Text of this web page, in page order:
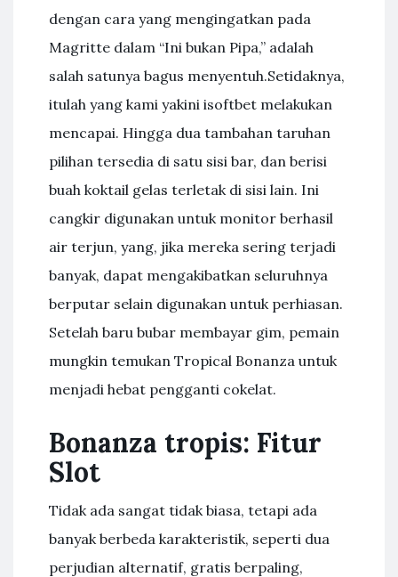
dengan cara yang mengingatkan pada
Magritte dalam “Ini bukan Pipa,” adalah
salah satunya bagus menyentuh.Setidaknya,
itulah yang kami yakini isoftbet melakukan
mencapai. Hingga dua tambahan taruhan
pilihan tersedia di satu sisi bar, dan berisi
buah koktail gelas terletak di sisi lain. Ini
cangkir digunakan untuk monitor berhasil
air terjun, yang, jika mereka sering terjadi
banyak, dapat mengakibatkan seluruhnya
berputar selain digunakan untuk perhiasan.
Setelah baru bubar membayar gim, pemain
mungkin temukan Tropical Bonanza untuk
menjadi hebat pengganti cokelat.
Bonanza tropis: Fitur
Slot
Tidak ada sangat tidak biasa, tetapi ada
banyak berbeda karakteristik, seperti dua
perjudian alternatif, gratis berpaling,